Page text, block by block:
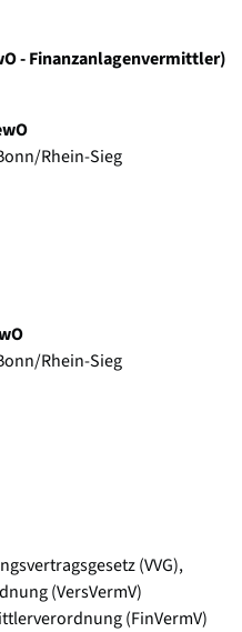
- Finanzanlagenvermittler)
Rhein-Sieg
Rhein-Sieg
(VVG),
(VersVermV)
(FinVermV)